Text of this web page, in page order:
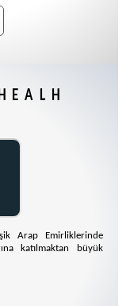
Arap Emirliklerinde
katılmaktan büyük